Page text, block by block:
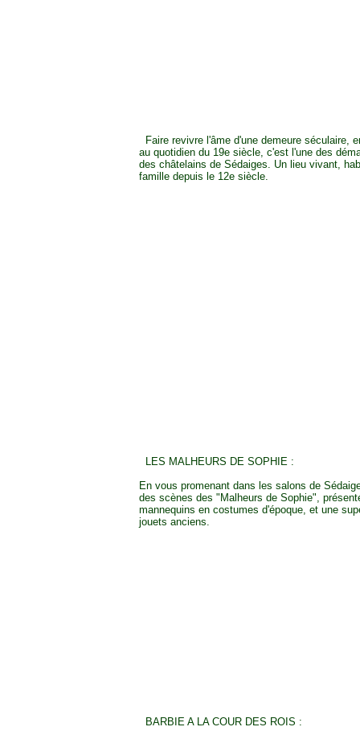
Faire revivre l'âme d'une demeure séculaire,
au quotidien du 19e siècle, c'est l'une des
des châtelains de Sédaiges. Un lieu vivant,
famille depuis le 12e siècle.
LES MALHEURS DE SOPHIE :
En vous promenant dans les salons de
des scènes des "Malheurs de Sophie",
mannequins en costumes d'époque, et une
jouets anciens.
BARBIE A LA COUR DES ROIS :